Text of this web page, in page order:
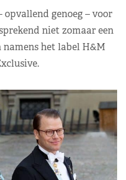
genoeg – voor
niet zomaar een
het label H&M